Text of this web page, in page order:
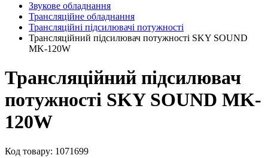
Звукове обладнання
Трансляційне обладнання
Трансляційні підсилювачі потужності
Трансляційний підсилювач потужності SKY SOUND
MK-120W
Трансляційний підсилювач
потужності SKY SOUND MK-
120W
Код товару: 1071699